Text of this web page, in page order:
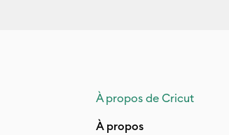
À propos de Cricut
À propos